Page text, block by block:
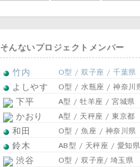
そんないプロジェクトメンバー
竹内 O型 / 双子座 / 千葉県
よしやす O型 / 水瓶座 / 神奈川
下平 A型 / 牡羊座 / 宮城県
かおり A型 / 天秤座 / 東京都
和田 O型 / 魚座 / 神奈川県
鈴木 AB型 / 天秤座 / 愛知県
渋谷 O型 / 双子座/ 埼玉県